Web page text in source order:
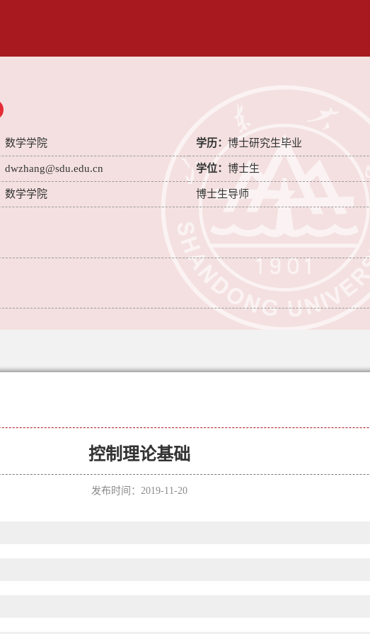
数学学院 学历： 博士研究生毕业
dwzhang@sdu.edu.cn 学位： 博士生
数学学院 博士生导师
控制理论基础
发布时间：2019-11-20